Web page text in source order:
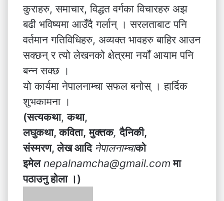
कुराहरु, समाचार, विद्धत वर्गका विचारहरु अझ
बढी भविष्यमा आउँदै गर्लान् । सरलताबाट पनि
वर्तमान गतिविधिहरु, अव्यक्त भावहरु बाहिर आउन
सक्छन् र त्यो लेखनको क्षेत्रमा नयाँ आयाम पनि
बन्न सक्छ ।
यो कार्यमा नेपालनाम्चा सफल बनोस् । हार्दिक
शुभकामना ।
(सत्यकथा,कथा,
लघुकथा, कविता, मुक्तक,दैनिकी,
संस्मरण, लेख आदि नेपालनाम्चाको
इमेलnepalnamcha@gmail.com मा
पठाउनु होला ।)